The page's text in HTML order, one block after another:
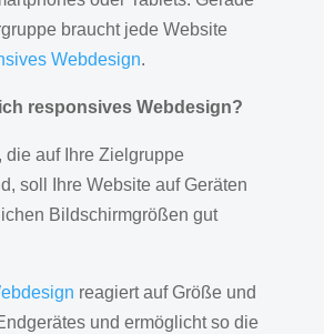
braucht jede Website
Webdesign.
responsives Webdesign?
, die auf Ihre Zielgruppe
soll Ihre Website auf Geräten
Bildschirmgrößen gut
reagiert auf Größe und
und ermöglicht so die